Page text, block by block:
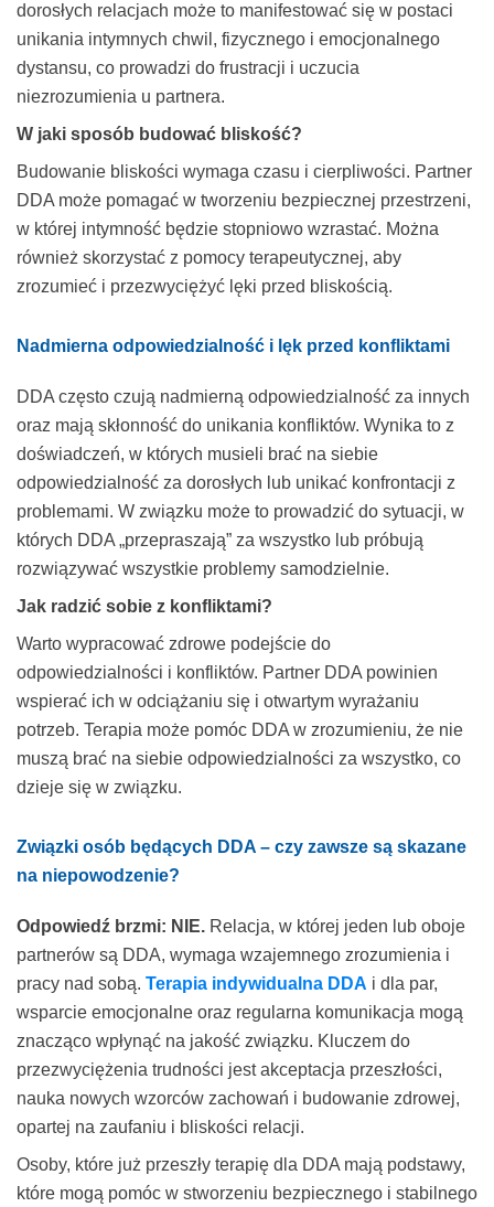
dorosłych relacjach może to manifestować się w postaci
unikania intymnych chwil, fizycznego i emocjonalnego
dystansu, co prowadzi do frustracji i uczucia
niezrozumienia u partnera.
W jaki sposób budować bliskość?
Budowanie bliskości wymaga czasu i cierpliwości. Partner
DDA może pomagać w tworzeniu bezpiecznej przestrzeni,
w której intymność będzie stopniowo wzrastać. Można
również skorzystać z pomocy terapeutycznej, aby
zrozumieć i przezwyciężyć lęki przed bliskością.
Nadmierna odpowiedzialność i lęk przed konfliktami
DDA często czują nadmierną odpowiedzialność za innych
oraz mają skłonność do unikania konfliktów. Wynika to z
doświadczeń, w których musieli brać na siebie
odpowiedzialność za dorosłych lub unikać konfrontacji z
problemami. W związku może to prowadzić do sytuacji, w
których DDA „przepraszają” za wszystko lub próbują
rozwiązywać wszystkie problemy samodzielnie.
Jak radzić sobie z konfliktami?
Warto wypracować zdrowe podejście do
odpowiedzialności i konfliktów. Partner DDA powinien
wspierać ich w odciążaniu się i otwartym wyrażaniu
potrzeb. Terapia może pomóc DDA w zrozumieniu, że nie
muszą brać na siebie odpowiedzialności za wszystko, co
dzieje się w związku.
Związki osób będących DDA – czy zawsze są skazane
na niepowodzenie?
Odpowiedź brzmi: NIE. Relacja, w której jeden lub oboje
partnerów są DDA, wymaga wzajemnego zrozumienia i
pracy nad sobą. Terapia indywidualna DDA i dla par,
wsparcie emocjonalne oraz regularna komunikacja mogą
znacząco wpłynąć na jakość związku. Kluczem do
przezwyciężenia trudności jest akceptacja przeszłości,
nauka nowych wzorców zachowań i budowanie zdrowej,
opartej na zaufaniu i bliskości relacji.
Osoby, które już przeszły terapię dla DDA mają podstawy,
które mogą pomóc w stworzeniu bezpiecznego i stabilnego